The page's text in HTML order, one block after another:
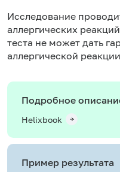
Исследование
аллергических
теста не может дать
аллергической
Подробное
Helixbook
Пример результата